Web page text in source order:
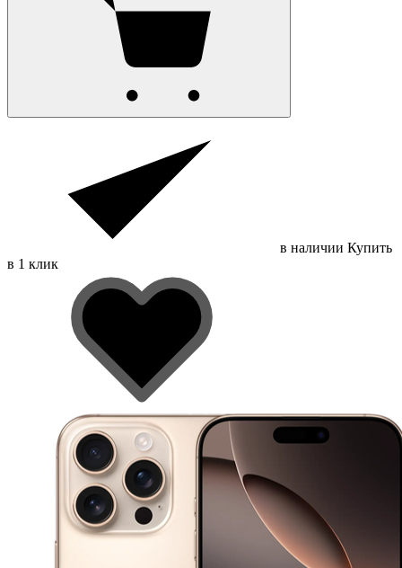
в наличии Купить
в 1 клик